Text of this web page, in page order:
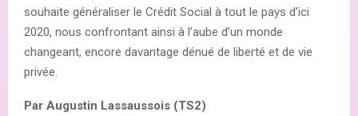
souhaite généraliser le Crédit Social à tout le pays d’ici
2020, nous confrontant ainsi à l’aube d’un monde
changeant, encore davantage dénué de liberté et de vie
privée.
Par Augustin Lassaussois (TS2)